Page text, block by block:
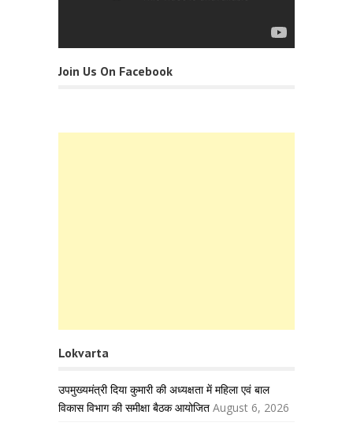
Join Us On Facebook
Lokvarta
उपमुख्यमंत्री दिया कुमारी की अध्यक्षता में महिला एवं बाल
विकास विभाग की समीक्षा बैठक आयोजित August 6, 2026